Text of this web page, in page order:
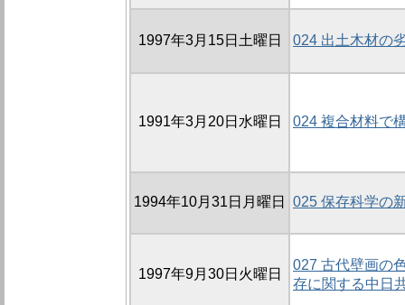
1997年3月15日土曜日 024 出土木材の
1991年3月20日水曜日 024 複合材料で
1994年10月31日月曜日 025 保存科学の
1997年9月30日火曜日
027 古代壁画の
存に関する中日